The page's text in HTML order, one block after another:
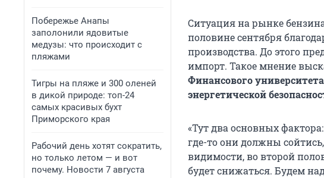
Побережье Анапы
заполонили ядовитые
медузы: что происходит с
пляжами
Тигры на пляже и 300 оленей
в дикой природе: топ-24
самых красивых бухт
Приморского края
Рабочий день хотят сократить,
но только летом — и вот
почему. Новости 7 августа
Ситуация на рынке
половине сентября
производства. До этого
импорт. Такое мнение
Финансового
энергетической
«Тут два основных
где-то они должны
видимости, во второй
будет снижаться. Будем